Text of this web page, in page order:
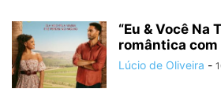
“Eu & Você Na
romântica com
Lúcio de Oliveira -